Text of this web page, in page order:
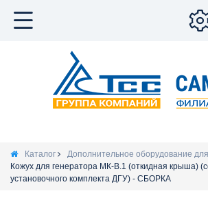
Каталог
Дополнительное оборудование
Кожух для генератора МК-В.1 (откидная крыша)
установочного комплекта ДГУ) - СБОРКА